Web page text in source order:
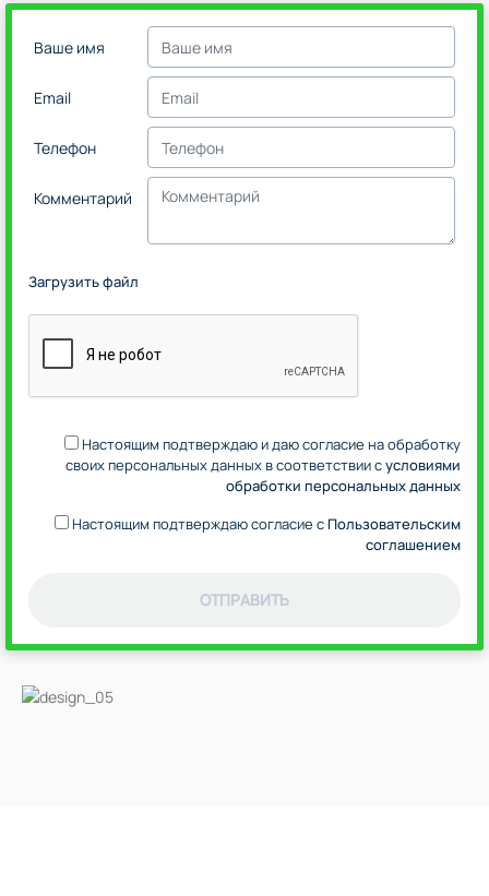
Ваше имя
Email
Телефон
Комментарий
Загрузить файл
Настоящим подтверждаю и даю согласие на обработку
своих персональных данных в соответствии сусловиями
обработки персональных данных
Настоящим подтверждаю согласие сПользовательским
соглашением
ОТПРАВИТЬ